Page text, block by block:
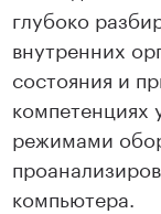
глубоко
внутренних
состояния и
компетенциях
режимами
компьютера.